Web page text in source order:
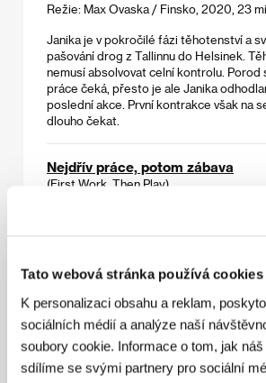
Tato webová stránka používá cookies
K personalizaci obsahu a reklam,
sociálních médií a analýze naší
soubory cookie. Informace o tom, jak
sdílíme se svými partnery pro sociální
Režie: Max Ovaska / Finsko, 2020, 23
Janika je v pokročilé fázi těhotenství a
pašování drog z Tallinnu do Helsinek.
nemusí absolvovat celní kontrolu. Porod
práce čeká, přesto je ale Janika
poslední akce. První kontrakce však na
dlouho čekat.
Nejdřív práce, potom zábava
(First Work, Then Play)
krize. Kde je krize, je i zpochybňování
Maxiino vnitřní dítě se může vztekat, jak
policajt mu nedovolí ani minutu na hru a
flitry posetá studie deprese a vyhoření.